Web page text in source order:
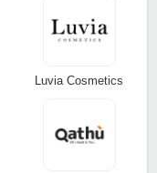
Luvia Cosmetics